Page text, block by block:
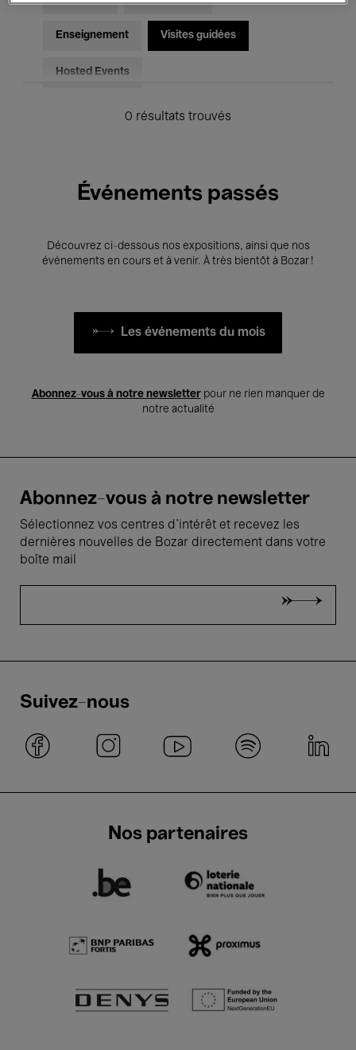
Enseignement Visites guidées
Hosted Events
0 résultats trouvés
Événements passés
Découvrez ci-dessous nos expositions, ainsi que nos
événements en cours et à venir. À très bientôt à Bozar !
Les événements du mois
Abonnez-vous à notre newsletterpour ne rien manquer de
notre actualité
Abonnez-vous à notre newsletter
Sélectionnez vos centres d'intérêt et recevez les
dernières nouvelles de Bozar directement dans votre
boîte mail
Suivez-nous
Nos partenaires